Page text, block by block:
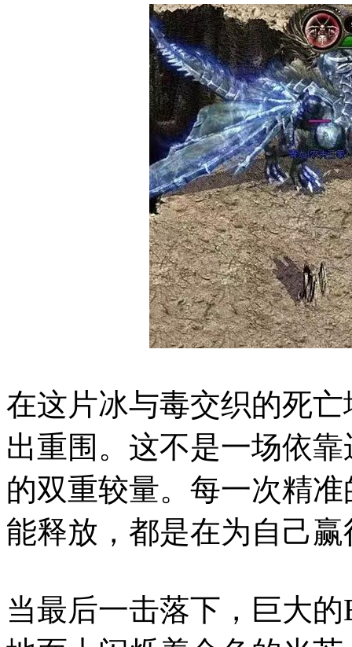
在这片冰与毒交织的死
出重围。这不是一场依
的双重较量。每一次精
能释放，都是在为自己
当最后一击落下，巨大